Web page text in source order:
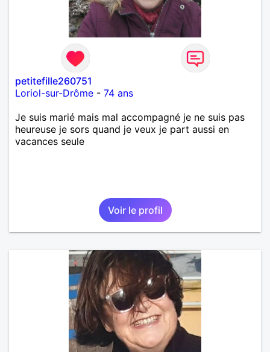
petitefille260751
Loriol-sur-Drôme - 74 ans
Je suis marié mais mal accompagné je ne suis pas
heureuse je sors quand je veux je part aussi en
vacances seule
Voir le profil